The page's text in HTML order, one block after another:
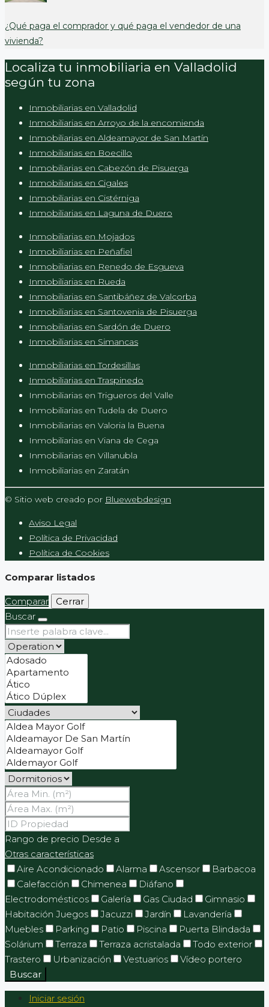
¿Qué paga el comprador y qué paga el vendedor de una
vivienda?
Localiza tu inmobiliaria en Valladolid
según tu zona
Inmobiliarias en Valladolid
Inmobiliarias en Arroyo de la encomienda
Inmobiliarias en Aldeamayor de San Martín
Inmobiliarias en Boecillo
Inmobiliarias en Cabezón de Pisuerga
Inmobiliarias en Cigales
Inmobiliarias en Cistérniga
Inmobiliarias en Laguna de Duero
Inmobiliarias en Mojados
Inmobiliarias en Peñafiel
Inmobiliarias en Renedo de Esgueva
Inmobiliarias en Rueda
Inmobiliarias en Santibáñez de Valcorba
Inmobiliarias en Santovenia de Pisuerga
Inmobiliarias en Sardón de Duero
Inmobiliarias en Simancas
Inmobiliarias en Tordesillas
Inmobiliarias en Traspinedo
Inmobiliarias en Trigueros del Valle
Inmobiliarias en Tudela de Duero
Inmobiliarias en Valoria la Buena
Inmobiliarias en Viana de Cega
Inmobiliarias en Villanubla
Inmobiliarias en Zaratán
© Sitio web creado por Bluewebdesign
Aviso Legal
Política de Privacidad
Política de Cookies
Comparar listados
Comparar
Cerrar
Buscar
Rango de precio Desde a
Otras características
Aire Acondicionado
Alarma Ascensor
Barbacoa
Calefacción
Chimenea
Diáfano
Electrodomésticos
Galería Gas Ciudad
Gimnasio
Habitación Juegos
Jacuzzi Jardín
Lavandería
Muebles
Parking Patio Piscina
Puerta Blindada
Solárium
Terraza Terraza acristalada
Todo exterior
Trastero
Urbanización Vestuarios
Vídeo portero
Buscar
Iniciar sesión